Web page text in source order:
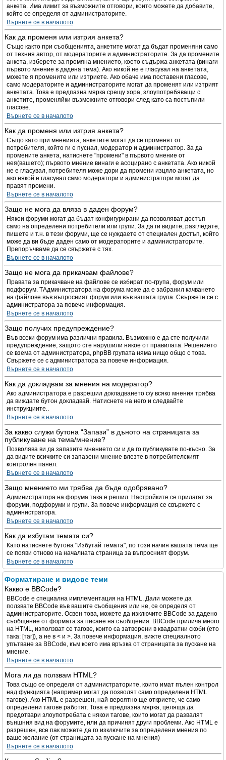
анкета. Има лимит за възможните отговори, които можете да добавите,
който се определя от администраторите.
Върнете се в началото
Как да променя или изтрия анкета?
Също както при съобщенията, анкетите могат да бъдат променяни само
от техния автор, от модераторите и администраторите. За да промените
анкета, изберете за промяна мнението, което съдържа анкетата (винаги
първото мнение в дадена тема). Ако никой не е гласувал на анкетата,
можете я промените или изтриете. Ако обаче има поставени гласове,
само модераторите и администраторите могат да променят или изтрият
анкетата. Това е предпазна мярка срещу хора, злоупотребяващи с
анкетите, променяйки възможните отговори след като са постъпили
гласове.
Върнете се в началото
Как да променя или изтрия анкета?
Също като при мненията, анкетите могат да се променят от
потребителя, който ги е пуснал, модератор и администратор. За да
промените анкета, натиснете "промени" в първото мнение от
нея(вашето); първото мнение винаги е асоцирано с анкетата. Ако никой
не е гласувал, потребителя може дори да промени изцяло анкетата, но
ако някой е гласувал само модератори и администратори могат да
правят промени.
Върнете се в началото
Защо не мога да вляза в даден форум?
Някои форуми могат да бъдат конфигурирани да позволяват достъп
само на определени потребители или групи. За да ги видите, разгледате,
пишете и т.н. в тези форуми, ще се нуждаете от специален достъп, който
може да ви бъде даден само от модераторите и администраторите.
Препоръчваме да се свържете с тях.
Върнете се в началото
Защо не мога да прикачвам файлове?
Правата за прикачване на файлове се избират по-група, форум или
подфорум. TАдминистратора на форума може да е забранил качването
на файлове във въпросният форум или във вашата група. Свържете се с
администратора за повече информация.
Върнете се в началото
Защо получих предупреждение?
Във всеки форум има различни правила. Възможно е да сте получили
предупреждение, защото сте нарушили някое от правилата. Решението
се взема от администратора, phpBB групата няма нищо общо с това.
Свържете се с администратора за повече информация.
Върнете се в началото
Как да докладвам за мнения на модератор?
Ако администратора е разрешил докладването с/у всяко мнения трябва
да виждате бутон докладвай. Натиснете на него и следвайте
инструкциите..
Върнете се в началото
За какво служи бутона “Запази” в дъното на страницата за
публикуване на тема/мнение?
Позволява ви да запазите мнението си и да го публикувате по-късно. За
да видите всичките си запазени мнение влезте в потребителският
контролен панел.
Върнете се в началото
Защо мнението ми трябва да бъде одобрявано?
Администратора на форума така е решил. Настройките се прилагат за
форуми, подфоруми и групи. За повече информация се свържете с
администратора.
Върнете се в началото
Как да избутам темата си?
Като натиснете бутона "Избутай темата", по този начин вашата тема ще
се появи отново на началната страница за въпросният форум.
Върнете се в началото
Форматиране и видове теми
Какво е BBCode?
BBCode е специална имплементация на HTML. Дали можете да
ползвате BBCode във вашите съобщения или не, се определя от
администраторите. Освен това, можете да изключите BBCode за дадено
съобщение от формата за писане на съобщения. BBCode прилича много
на HTML, използват се тагове, които са затворени в квадратни скоби (ето
така: [таг]), а не в < и >. За повече информация, вижте специалното
упътване за BBCode, към което има връзка от страницата за пускане на
мнение.
Върнете се в началото
Мога ли да ползвам HTML?
Това също се определя от администраторите, които имат пълен контрол
над функцията (например могат да позволят само определени HTML
тагове). Ако HTML е разрешен, най-вероятно ще откриете, че само
определени тагове работят. Това е предпазна мярка, целяща да
предотвари злоупотребата с някои тагове, които могат да развалят
външния вид на форумите, или да причинят други проблеми. Ако HTML е
разрешен, все пак можете да го изключите за определени мнения по
ваше желание (от страницата за пускане на мнения)
Върнете се в началото